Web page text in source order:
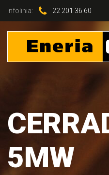
Infolinia: 22 201 36 60
5MW